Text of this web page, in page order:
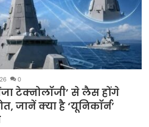
0
टेक्नोलॉजी’ से लैस होंगे
जानें क्या है ‘यूनिकॉर्न’